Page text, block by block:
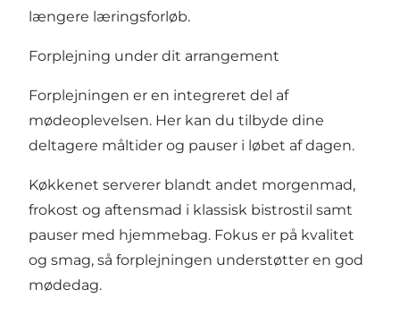
længere læringsforløb.
Forplejning under dit arrangement
Forplejningen er en integreret del af
mødeoplevelsen. Her kan du tilbyde dine
deltagere måltider og pauser i løbet af dagen.
Køkkenet serverer blandt andet morgenmad,
frokost og aftensmad i klassisk bistrostil samt
pauser med hjemmebag. Fokus er på kvalitet
og smag, så forplejningen understøtter en god
mødedag.